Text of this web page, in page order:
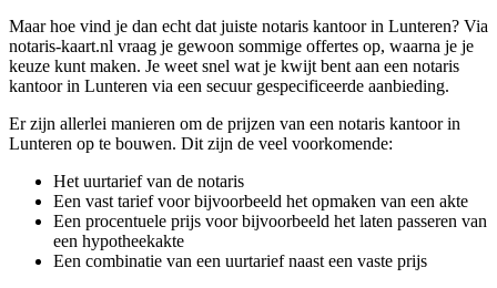
Maar hoe vind je dan echt dat juiste notaris kantoor in Lunteren? Via
notaris-kaart.nl vraag je gewoon sommige offertes op, waarna je je
keuze kunt maken. Je weet snel wat je kwijt bent aan een notaris
kantoor in Lunteren via een secuur gespecificeerde aanbieding.
Er zijn allerlei manieren om de prijzen van een notaris kantoor in
Lunteren op te bouwen. Dit zijn de veel voorkomende:
Het uurtarief van de notaris
Een vast tarief voor bijvoorbeeld het opmaken van een akte
Een procentuele prijs voor bijvoorbeeld het laten passeren van
een hypotheekakte
Een combinatie van een uurtarief naast een vaste prijs